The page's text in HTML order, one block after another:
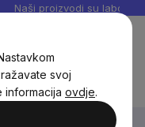
svoj
informacija ovdje.
Naši proizvodi su